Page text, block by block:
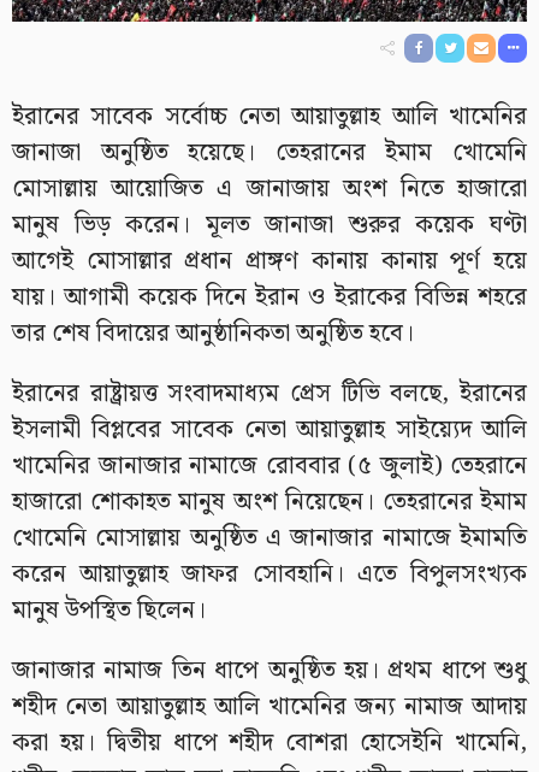
ইরানের সাবেক সর্বোচ্চ নেতা আয়াতুল্লাহ আলি খামেনির
জানাজা অনুষ্ঠিত হয়েছে। তেহরানের ইমাম খোমেনি
মোসাল্লায় আয়োজিত এ জানাজায় অংশ নিতে হাজারো
মানুষ ভিড় করেন। মূলত জানাজা শুরুর কয়েক ঘণ্টা
আগেই মোসাল্লার প্রধান প্রাঙ্গণ কানায় কানায় পূর্ণ হয়ে
যায়। আগামী কয়েক দিনে ইরান ও ইরাকের বিভিন্ন শহরে
তার শেষ বিদায়ের আনুষ্ঠানিকতা অনুষ্ঠিত হবে।
ইরানের রাষ্ট্রায়ত্ত সংবাদমাধ্যম প্রেস টিভি বলছে, ইরানের
ইসলামী বিপ্লবের সাবেক নেতা আয়াতুল্লাহ সাইয়্যেদ আলি
খামেনির জানাজার নামাজে রোববার (৫ জুলাই) তেহরানে
হাজারো শোকাহত মানুষ অংশ নিয়েছেন। তেহরানের ইমাম
খোমেনি মোসাল্লায় অনুষ্ঠিত এ জানাজার নামাজে ইমামতি
করেন আয়াতুল্লাহ জাফর সোবহানি। এতে বিপুলসংখ্যক
মানুষ উপস্থিত ছিলেন।
জানাজার নামাজ তিন ধাপে অনুষ্ঠিত হয়। প্রথম ধাপে শুধু
শহীদ নেতা আয়াতুল্লাহ আলি খামেনির জন্য নামাজ আদায়
করা হয়। দ্বিতীয় ধাপে শহীদ বোশরা হোসেইনি খামেনি,